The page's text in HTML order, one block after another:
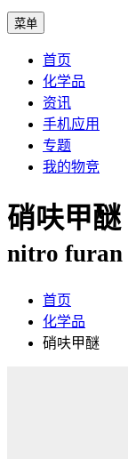
菜单
首页
化学品
资讯
手机应用
专题
我的物竞
硝呋甲醚
nitro furan
首页
化学品
硝呋甲醚